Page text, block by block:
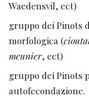
Waedensvil, ect)
gruppo dei Pinots
morfologica (
meunier, ect)
gruppo dei Pinots
autofecondazione.